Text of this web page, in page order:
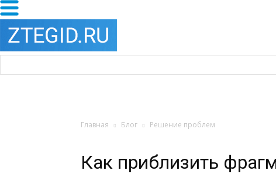
Главная Блог Решение проблем
Как приблизить